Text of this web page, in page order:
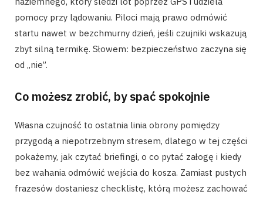
pomocy przy lądowaniu. Piloci mają prawo odmówić
startu nawet w bezchmurny dzień, jeśli czujniki wskazują
zbyt silną termikę. Słowem: bezpieczeństwo zaczyna się
od „nie”.
Co możesz zrobić, by spać spokojnie
Własna czujność to ostatnia linia obrony pomiędzy
przygodą a niepotrzebnym stresem, dlatego w tej części
pokażemy, jak czytać briefingi, o co pytać załogę i kiedy
bez wahania odmówić wejścia do kosza. Zamiast pustych
frazesów dostaniesz checklistę, którą możesz zachować